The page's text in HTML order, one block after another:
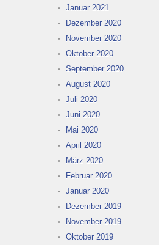
Januar 2021
Dezember 2020
November 2020
Oktober 2020
September 2020
August 2020
Juli 2020
Juni 2020
Mai 2020
April 2020
März 2020
Februar 2020
Januar 2020
Dezember 2019
November 2019
Oktober 2019